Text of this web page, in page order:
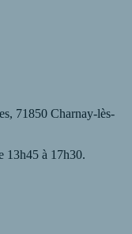
71850 Charnay-lès-
13h45 à 17h30.